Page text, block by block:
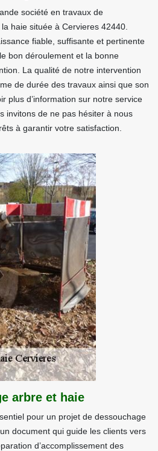
société en travaux de
haie située à Cervieres 42440.
fiable, suffisante et pertinente
bon déroulement et la bonne
La qualité de notre intervention
de durée des travaux ainsi que son
plus d’information sur notre service
invitons de ne pas hésiter à nous
à garantir votre satisfaction.
arbre et haie
pour un projet de dessouchage
document qui guide les clients vers
d’accomplissement des